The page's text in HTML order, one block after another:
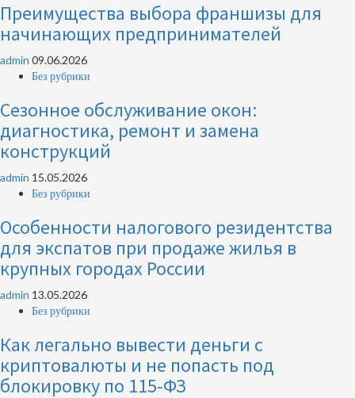
Преимущества выбора франшизы для
начинающих предпринимателей
admin 09.06.2026
Без рубрики
Сезонное обслуживание окон:
диагностика, ремонт и замена
конструкций
admin 15.05.2026
Без рубрики
Особенности налогового резидентства
для экспатов при продаже жилья в
крупных городах России
admin 13.05.2026
Без рубрики
Как легально вывести деньги с
криптовалюты и не попасть под
блокировку по 115-ФЗ